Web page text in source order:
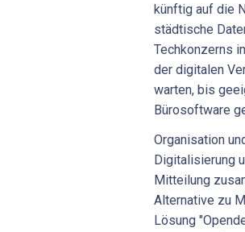
künftig auf die
städtische
Techkonzerns
der digitalen
warten, bis
Bürosoftware
Organisation
Digitalisierung
Mitteilung
Alternative zu
Lösung